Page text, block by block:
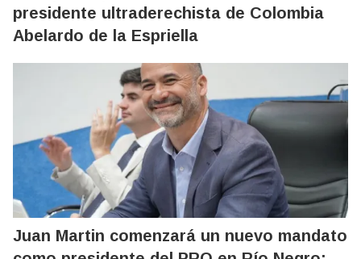
presidente ultraderechista de Colombia
Abelardo de la Espriella
Juan Martin comenzará un nuevo mandato